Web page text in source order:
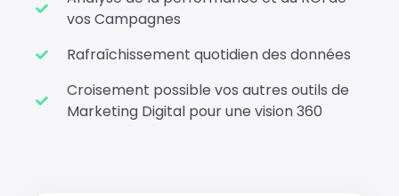
vos Campagnes
Rafraîchissement quotidien des données
Croisement possible vos autres outils de
Marketing Digital pour une vision 360